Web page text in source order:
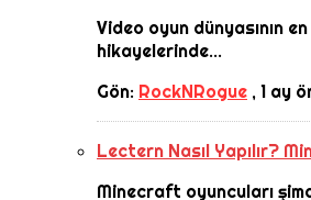
Video oyun dünyasının
hikayelerinde...
Gön: RockNRogue ,1 ay
Lectern Nasıl Yapılır?
Minecraft oyuncuları